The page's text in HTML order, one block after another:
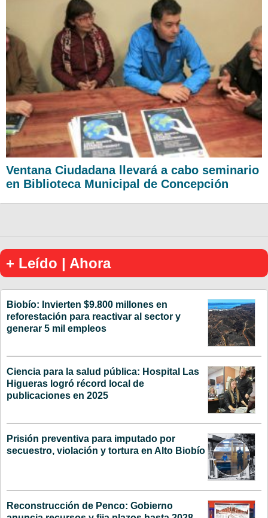
Ventana Ciudadana llevará a cabo seminario
en Biblioteca Municipal de Concepción
+ Leído | Ahora
Biobío: Invierten $9.800 millones en
reforestación para reactivar al sector y
generar 5 mil empleos
Ciencia para la salud pública: Hospital Las
Higueras logró récord local de
publicaciones en 2025
Prisión preventiva para imputado por
secuestro, violación y tortura en Alto Biobío
Reconstrucción de Penco: Gobierno